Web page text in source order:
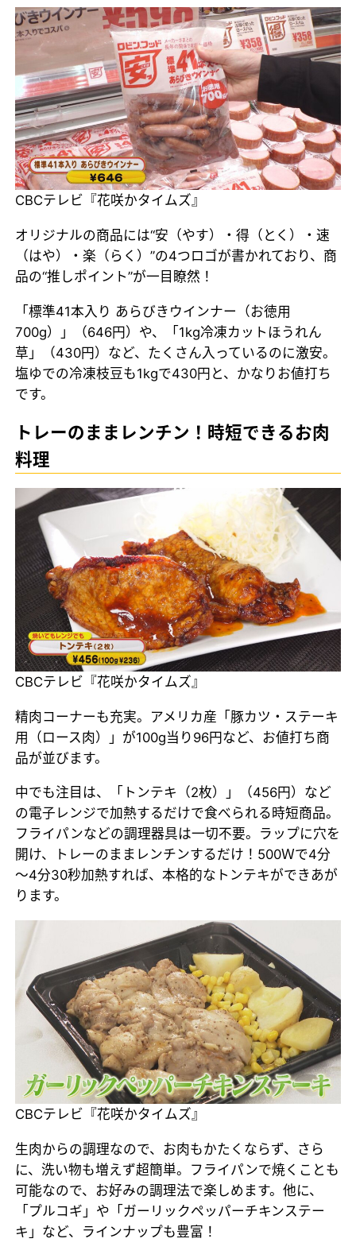
CBCテレビ『花咲かタイムズ』
オリジナルの商品には“安（やす）・得（とく）・速
（はや）・楽（らく）”の4つロゴが書かれており、商
品の“推しポイント”が一目瞭然！
「標準41本入り あらびきウインナー（お徳用
700g）」（646円）や、「1kg冷凍カットほうれん
草」（430円）など、たくさん入っているのに激安。
塩ゆでの冷凍枝豆も1kgで430円と、かなりお値打ち
です。
トレーのままレンチン！時短できるお肉
料理
CBCテレビ『花咲かタイムズ』
精肉コーナーも充実。アメリカ産「豚カツ・ステーキ
用（ロース肉）」が100g当り96円など、お値打ち商
品が並びます。
中でも注目は、「トンテキ（2枚）」（456円）など
の電子レンジで加熱するだけで食べられる時短商品。
フライパンなどの調理器具は一切不要。ラップに穴を
開け、トレーのままレンチンするだけ！500Ｗで4分
～4分30秒加熱すれば、本格的なトンテキができあが
ります。
CBCテレビ『花咲かタイムズ』
生肉からの調理なので、お肉もかたくならず、さら
に、洗い物も増えず超簡単。フライパンで焼くことも
可能なので、お好みの調理法で楽しめます。他に、
「プルコギ」や「ガーリックペッパーチキンステー
キ」など、ラインナップも豊富！